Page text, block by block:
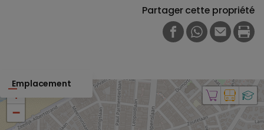
Partager cette propriété
FACEBOOK
WHATSAPP
E-MAIL
Emplacement
+
−